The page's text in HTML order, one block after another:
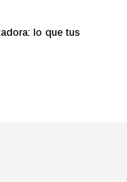
lo que tus